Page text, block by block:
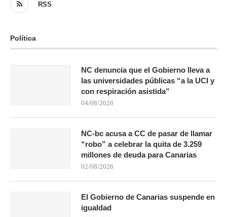
RSS
Política
NC denuncia que el Gobierno lleva a
las universidades públicas “a la UCI y
con respiración asistida”
04/08/2026
NC-bc acusa a CC de pasar de llamar
“robo” a celebrar la quita de 3.259
millones de deuda para Canarias
02/08/2026
El Gobierno de Canarias suspende en
igualdad